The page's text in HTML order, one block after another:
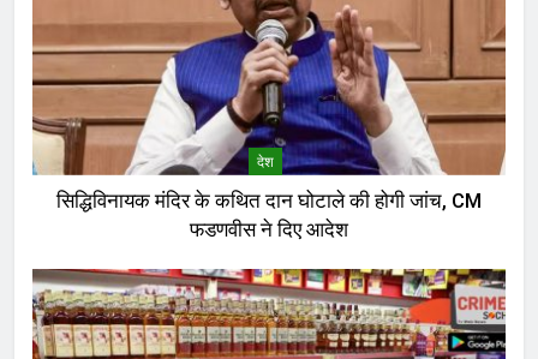
देश
सिद्धिविनायक मंदिर के कथित दान घोटाले की होगी जांच, CM
फडणवीस ने दिए आदेश